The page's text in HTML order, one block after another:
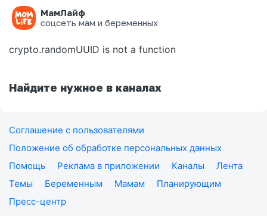
МамЛайф
соцсеть мам и беременных
Ошибка на странице
crypto.randomUUID is not a function
Найдите нужное в каналах
Соглашение с пользователями
Положение об обработке персональных данных
Помощь
Реклама в приложении Каналы
Лента
Темы
Беременным Мамам
Планирующим
Пресс-центр